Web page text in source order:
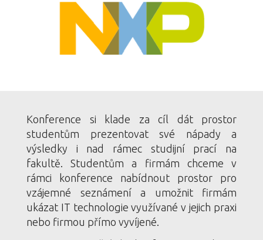
Konference si klade za cíl dát prostor
studentům prezentovat své nápady a
výsledky i nad rámec studijní prací na
fakultě. Studentům a firmám chceme v
rámci konference nabídnout prostor pro
vzájemné seznámení a umožnit firmám
ukázat IT technologie využívané v jejich praxi
nebo firmou přímo vyvíjené.